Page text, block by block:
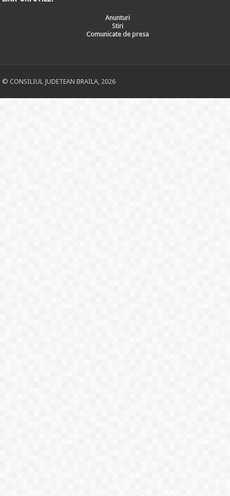
Anunturi
Stiri
Comunicate de presa
© CONSILIUL JUDETEAN BRAILA, 2026